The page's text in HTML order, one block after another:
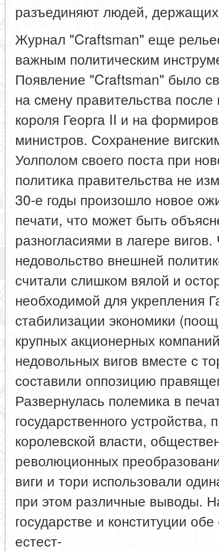
разъединяют людей,
Журнал "Craftsman" еще
важным политическим
Появление "Craftsman" было
на смену правительства
короля Георга II и на
министров. Сохранение
Уолполом своего поста при
политика правительства не
30-е годы произошло новое
печати, что может быть
разногласиями в лагере
недовольство внешней
считали слишком вялой и
необходимой для укрепления
стабилизации экономики
крупных акционерных
недовольных вигов вместе с
составили оппозицию
Развернулась полемика в
государственного устройства,
королевской власти,
революционных
виги и тори использовали
при этом различные выводы.
государстве и конституции
естест-